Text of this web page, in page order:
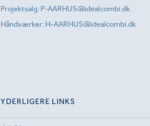
Projektsalg: P-AARHUS@idealcombi.dk
Håndværker: H-AARHUS@idealcombi.dk
YDERLIGERE LINKS